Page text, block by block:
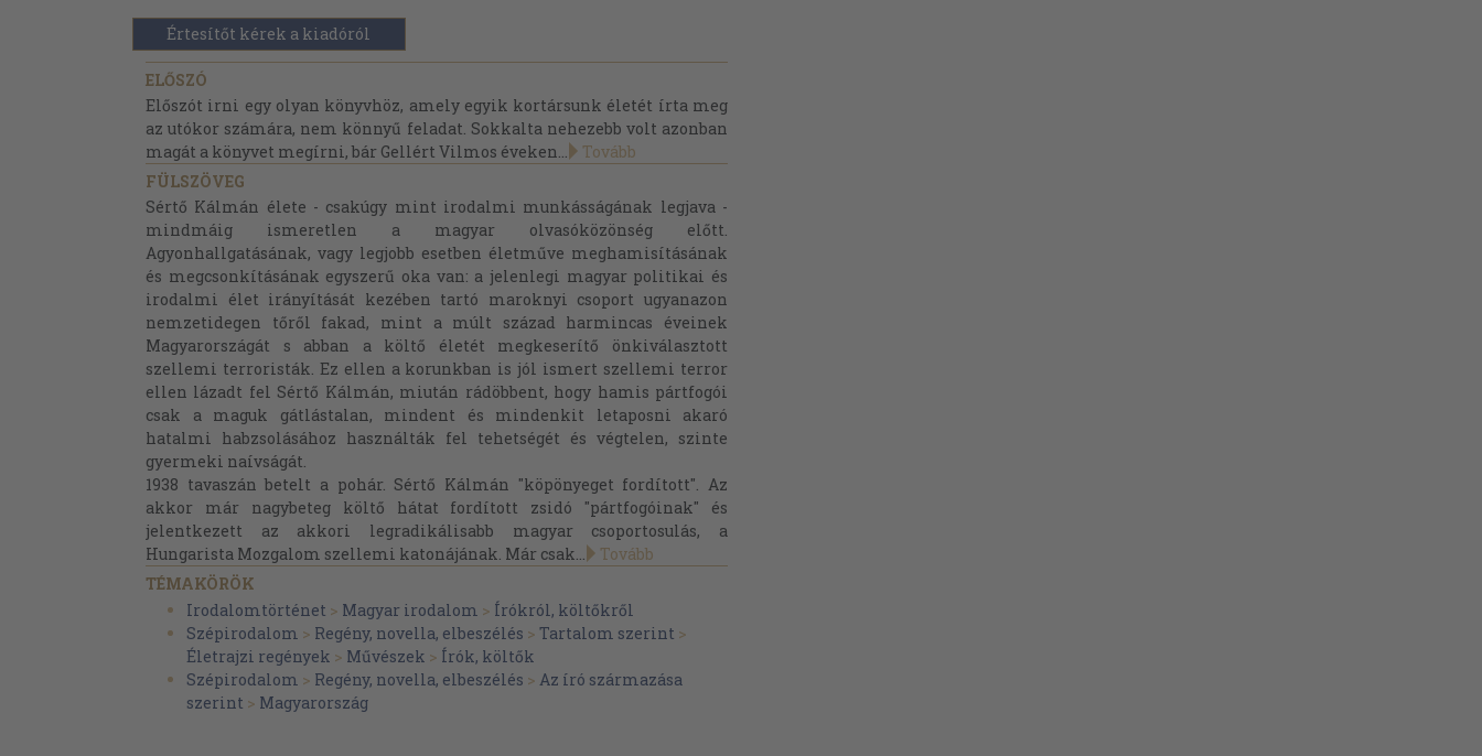
Értesítőt kérek a kiadóról
ELŐSZÓ
Előszót irni egy olyan könyvhöz, amely egyik kortársunk életét írta meg
az utókor számára, nem könnyű feladat. Sokkalta nehezebb volt azonban
magát a könyvet megírni, bár Gellért Vilmos éveken...
Tovább
FÜLSZÖVEG
Sértő Kálmán élete - csakúgy mint irodalmi munkásságának legjava -
mindmáig ismeretlen a magyar olvasóközönség előtt.
Agyonhallgatásának, vagy legjobb esetben életműve meghamisításának
és megcsonkításának egyszerű oka van: a jelenlegi magyar politikai és
irodalmi élet irányítását kezében tartó maroknyi csoport ugyanazon
nemzetidegen tőről fakad, mint a múlt század harmincas éveinek
Magyarországát s abban a költő életét megkeserítő önkiválasztott
szellemi terroristák. Ez ellen a korunkban is jól ismert szellemi terror
ellen lázadt fel Sértő Kálmán, miután rádöbbent, hogy hamis pártfogói
csak a maguk gátlástalan, mindent és mindenkit letaposni akaró
hatalmi habzsolásához használták fel tehetségét és végtelen, szinte
gyermeki naívságát.
1938 tavaszán betelt a pohár. Sértő Kálmán "köpönyeget fordított". Az
akkor már nagybeteg költő hátat fordított zsidó "pártfogóinak" és
jelentkezett az akkori legradikálisabb magyar csoportosulás, a
Hungarista Mozgalom szellemi katonájának. Már csak...
Tovább
TÉMAKÖRÖK
Irodalomtörténet > Magyar irodalom > Írókról, költőkről
Szépirodalom > Regény, novella, elbeszélés > Tartalom szerint >
Életrajzi regények > Művészek > Írók, költők
Szépirodalom > Regény, novella, elbeszélés > Az író származása
szerint > Magyarország